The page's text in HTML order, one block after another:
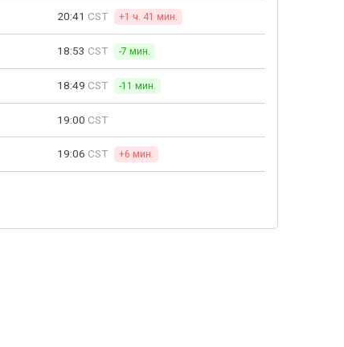
20:41 CST +1 ч. 41 мин.
18:53 CST -7 мин.
18:49 CST -11 мин.
19:00 CST
19:06 CST +6 мин.